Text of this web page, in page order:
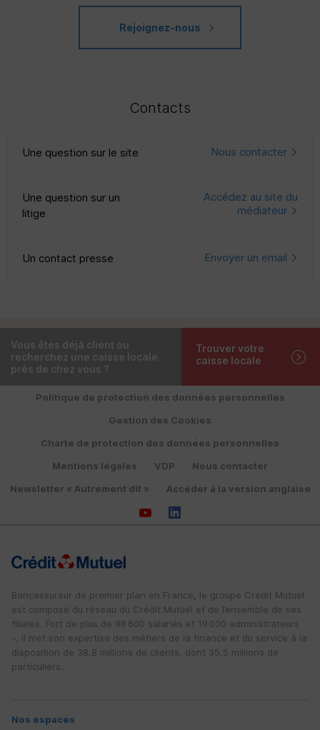
Rejoignez-nous
Contacts
Une question sur le site Nous contacter
Une question sur un
litige
Accédez au site du
médiateur
Un contact presse Envoyer un email
Vous êtes déjà client ou
recherchez une caisse locale
près de chez vous ?
Trouver votre
caisse locale
Politique de protection des données personnelles
Gestion des Cookies
Charte de protection des données personnelles
Mentions légales
VDP
Nous contacter
Newsletter « Autrement dit »
Accéder à la version anglaise
Bancassureur de premier plan en France, le groupe Crédit Mutuel
est composé du réseau du Crédit Mutuel et de l’ensemble de ses
filiales. Fort de plus de 88 600 salariés et 19 000 administrateurs
-, il met son expertise des métiers de la finance et du service à la
disposition de 38,8 millions de clients, dont 35,5 millions de
particuliers.
Nos espaces